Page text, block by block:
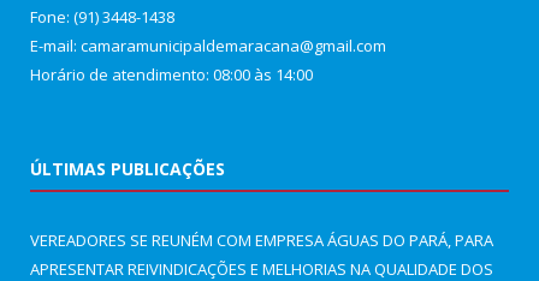
Fone: (91) 3448-1438
E-mail: camaramunicipaldemaracana@gmail.com
Horário de atendimento: 08:00 às 14:00
ÚLTIMAS PUBLICAÇÕES
VEREADORES SE REUNÉM COM EMPRESA ÁGUAS DO PARÁ, PARA
APRESENTAR REIVINDICAÇÕES E MELHORIAS NA QUALIDADE DOS